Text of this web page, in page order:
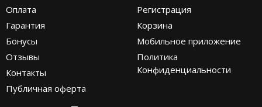
Оплата
Гарантия
Бонусы
Отзывы
Контакты
Публичная оферта
Регистрация
Корзина
Мобильное приложение
Политика
Конфиденциальности